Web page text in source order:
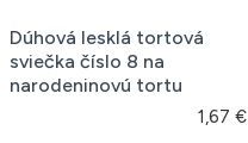
Dúhová lesklá tortová
sviečka číslo 8 na
narodeninovú tortu
1,67 €